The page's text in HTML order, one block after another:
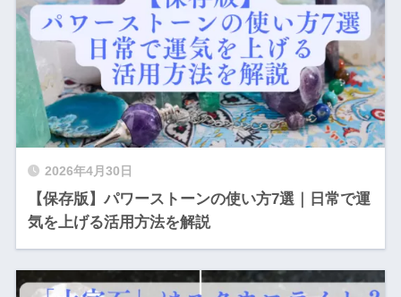
2026年4月30日
【保存版】パワーストーンの使い方7選｜日常で運
気を上げる活用方法を解説